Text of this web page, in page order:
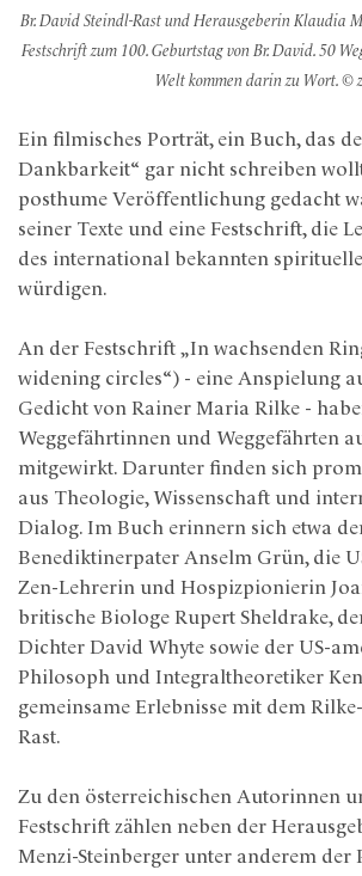
Br. David Steindl-Rast und Herausgeberin Klaudia
Festschrift zum 100. Geburtstag von Br. David. 50
Welt kommen darin zu Wort. ©
Ein filmisches Porträt, ein Buch, das
Dankbarkeit“ gar nicht schreiben
posthume Veröffentlichung gedacht
seiner Texte und eine Festschrift, die
des international bekannten
würdigen.
An der Festschrift „In wachsenden
widening circles“) - eine Anspielung
Gedicht von Rainer Maria Rilke -
Weggefährtinnen und Weggefährten
mitgewirkt. Darunter finden sich
aus Theologie, Wissenschaft und
Dialog. Im Buch erinnern sich etwa
Benediktinerpater Anselm Grün, die
Zen-Lehrerin und Hospizpionierin
britische Biologe Rupert Sheldrake,
Dichter David Whyte sowie der US-
Philosoph und Integraltheoretiker
gemeinsame Erlebnisse mit dem
Rast.
Zu den österreichischen Autorinnen
Festschrift zählen neben der
Menzi-Steinberger unter anderem der